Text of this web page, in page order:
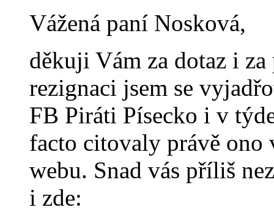
Vážená paní Nosková,
děkuji Vám za dotaz i
rezignaci jsem se
FB Piráti Písecko i v
facto citovaly právě ono
webu. Snad vás příliš
i zde: